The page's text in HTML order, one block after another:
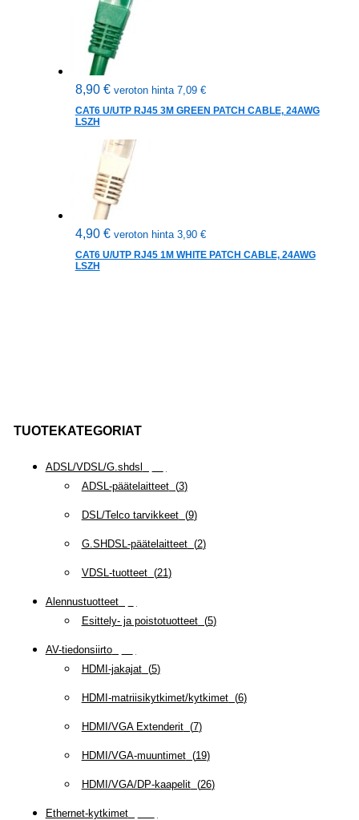
TUOTEKATEGORIAT
ADSL/VDSL/G.shdsl
ADSL-päätelaitteet(3)
DSL/Telco tarvikkeet(9)
G.SHDSL-päätelaitteet(2)
VDSL-tuotteet(21 )
Alennustuotteet(
Esittely- ja poistotuotteet(5)
AV-tiedonsiirto(
HDMI-jakajat(5)
HDMI-matriisikytkimet/kytkimet(6)
HDMI/VGA Extenderit(7)
HDMI/VGA-muuntimet(19)
HDMI/VGA/DP-kaapelit(26)
Ethernet-kytkimet(
8,90 € veroton hinta 7,09 €
CAT6 U/UTP RJ45 3M GREEN PATCH CABLE, 24AWG
LSZH
4,90 € veroton hinta 3,90 €
CAT6 U/UTP RJ45 1M WHITE PATCH CABLE, 24AWG
LSZH